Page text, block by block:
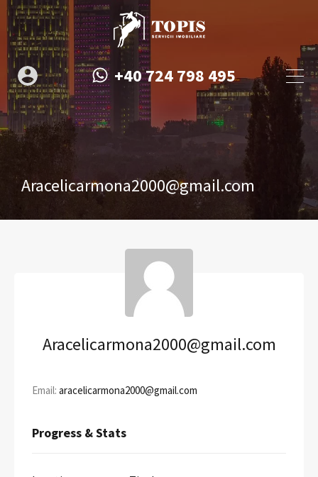
+40 724 798 495
Aracelicarmona2000@gmail.com
Aracelicarmona2000@gmail.com
Email: aracelicarmona2000@gmail.com
Progress & Stats